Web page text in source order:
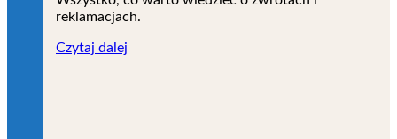
reklamacjach.
Czytaj dalej